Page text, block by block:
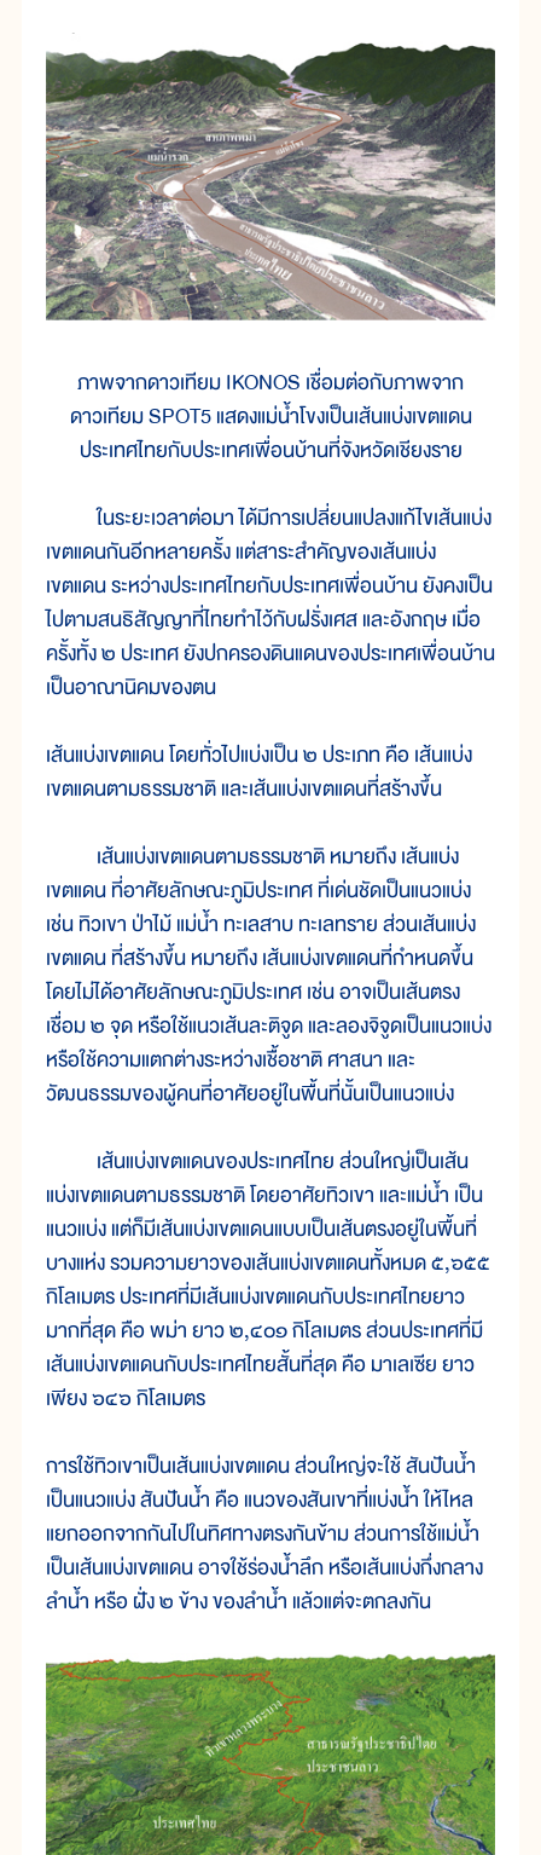
ภาพจากดาวเทียม IKONOS เชื่อมต่อกับภาพจาก
ดาวเทียม SPOT5 แสดงแม่น้ำโขงเป็นเส้นแบ่งเขตแดน
ประเทศไทยกับประเทศเพื่อนบ้านที่จังหวัดเชียงราย
ในระยะเวลาต่อมา ได้มีการเปลี่ยนแปลงแก้ไขเส้นแบ่ง
เขตแดนกันอีกหลายครั้ง แต่สาระสำคัญของเส้นแบ่ง
เขตแดน ระหว่างประเทศไทยกับประเทศเพื่อนบ้าน ยังคงเป็น
ไปตามสนธิสัญญาที่ไทยทำไว้กับฝรั่งเศส และอังกฤษ เมื่อ
ครั้งทั้ง ๒ ประเทศ ยังปกครองดินแดนของประเทศเพื่อนบ้าน
เป็นอาณานิคมของตน
เส้นแบ่งเขตแดน โดยทั่วไปแบ่งเป็น ๒ ประเภท คือ เส้นแบ่ง
เขตแดนตามธรรมชาติ และเส้นแบ่งเขตแดนที่สร้างขึ้น
เส้นแบ่งเขตแดนตามธรรมชาติ หมายถึง เส้นแบ่ง
เขตแดน ที่อาศัยลักษณะภูมิประเทศ ที่เด่นชัดเป็นแนวแบ่ง
เช่น ทิวเขา ป่าไม้ แม่น้ำ ทะเลสาบ ทะเลทราย ส่วนเส้นแบ่ง
เขตแดน ที่สร้างขึ้น หมายถึง เส้นแบ่งเขตแดนที่กำหนดขึ้น
โดยไม่ได้อาศัยลักษณะภูมิประเทศ เช่น อาจเป็นเส้นตรง
เชื่อม ๒ จุด หรือใช้แนวเส้นละติจูด และลองจิจูดเป็นแนวแบ่ง
หรือใช้ความแตกต่างระหว่างเชื้อชาติ ศาสนา และ
วัฒนธรรมของผู้คนที่อาศัยอยู่ในพื้นที่นั้นเป็นแนวแบ่ง
เส้นแบ่งเขตแดนของประเทศไทย ส่วนใหญ่เป็นเส้น
แบ่งเขตแดนตามธรรมชาติ โดยอาศัยทิวเขา และแม่น้ำ เป็น
แนวแบ่ง แต่ก็มีเส้นแบ่งเขตแดนแบบเป็นเส้นตรงอยู่ในพื้นที่
บางแห่ง รวมความยาวของเส้นแบ่งเขตแดนทั้งหมด ๕,๖๕๕
กิโลเมตร ประเทศที่มีเส้นแบ่งเขตแดนกับประเทศไทยยาว
มากที่สุด คือ พม่า ยาว ๒,๔๐๑ กิโลเมตร ส่วนประเทศที่มี
เส้นแบ่งเขตแดนกับประเทศไทยสั้นที่สุด คือ มาเลเซีย ยาว
เพียง ๖๔๖ กิโลเมตร
การใช้ทิวเขาเป็นเส้นแบ่งเขตแดน ส่วนใหญ่จะใช้ สันปันน้ำ
เป็นแนวแบ่ง สันปันน้ำ คือ แนวของสันเขาที่แบ่งน้ำ ให้ไหล
แยกออกจากกันไปในทิศทางตรงกันข้าม ส่วนการใช้แม่น้ำ
เป็นเส้นแบ่งเขตแดน อาจใช้ร่องน้ำลึก หรือเส้นแบ่งกึ่งกลาง
ลำน้ำ หรือ ฝั่ง ๒ ข้าง ของลำน้ำ แล้วแต่จะตกลงกัน